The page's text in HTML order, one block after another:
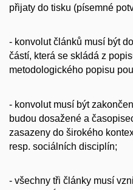
přijaty do tisku (písemné
- konvolut článků musí být
částí, která se skládá z
metodologického popisu
- konvolut musí být
budou dosažené a
zasazeny do širokého
resp. sociálních disciplín;
- všechny tři články musí